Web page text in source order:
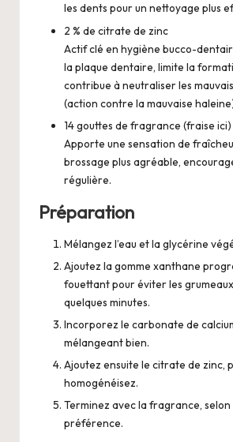
les dents pour un nettoyage plus
2 % de citrate de zinc
Actif clé en hygiène bucco-
la plaque dentaire, limite la
contribue à neutraliser les
(action contre la mauvaise
14 gouttes de fragrance (fraise ici)
Apporte une sensation de
brossage plus agréable,
régulière.
Préparation
Mélangez l’eau et la glycérine
Ajoutez la gomme xanthane
fouettant pour éviter les
quelques minutes.
Incorporez le carbonate de
mélangeant bien.
Ajoutez ensuite le citrate de zinc,
homogénéisez.
Terminez avec la fragrance,
préférence.